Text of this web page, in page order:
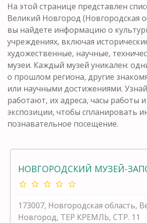
На этой странице представлен
Великий Новгород (Новгородская
вы найдете информацию о
учреждениях, включая
художественные, научные,
музеи. Каждый музей уникален:
о прошлом региона, другие
или научными достижениями.
работают, их адреса, часы работы
экспозиции, чтобы спланировать
познавательное посещение.
НОВГОРОДСКИЙ МУЗЕЙ-
173007, Новгородская область,
Новгород, ТЕР КРЕМЛЬ, СТР. 11